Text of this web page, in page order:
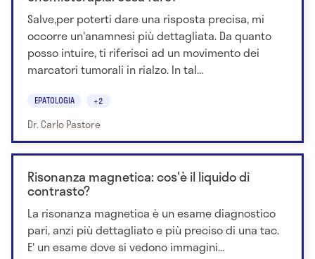
Salve,per poterti dare una risposta precisa, mi
occorre un'anamnesi più dettagliata. Da quanto
posso intuire, ti riferisci ad un movimento dei
marcatori tumorali in rialzo. In tal...
EPATOLOGIA +2
Dr. Carlo Pastore
Risonanza magnetica: cos'è il liquido di
contrasto?
La risonanza magnetica è un esame diagnostico
pari, anzi più dettagliato e più preciso di una tac.
E' un esame dove si vedono immagini...